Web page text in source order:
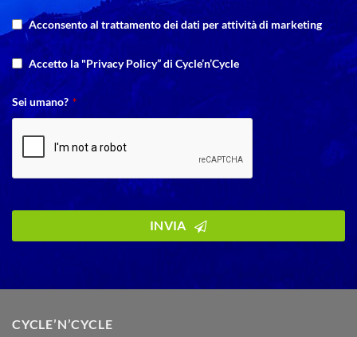
Acconsento al trattamento dei dati per attività di marketing
Accetto la "Privacy Policy” di Cycle’n’Cycle
Sei umano? *
INVIA
CYCLE’N’CYCLE